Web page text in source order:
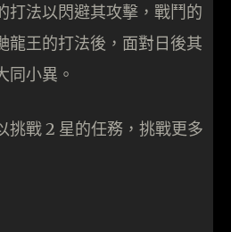
法以閃避其攻擊，戰鬥的
龍王的打法後，面對日後其
同小異。
挑戰 2 星的任務，挑戰更多